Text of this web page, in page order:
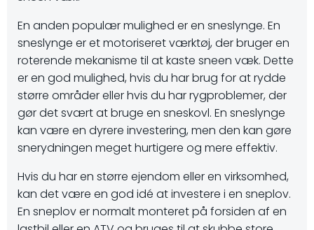
En anden populær mulighed er en sneslynge. En
sneslynge er et motoriseret værktøj, der bruger en
roterende mekanisme til at kaste sneen væk. Dette
er en god mulighed, hvis du har brug for at rydde
større områder eller hvis du har rygproblemer, der
gør det svært at bruge en sneskovl. En sneslynge
kan være en dyrere investering, men den kan gøre
snerydningen meget hurtigere og mere effektiv.
Hvis du har en større ejendom eller en virksomhed,
kan det være en god idé at investere i en sneplov.
En sneplov er normalt monteret på forsiden af en